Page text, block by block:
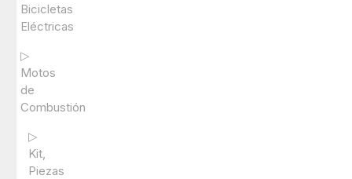
Bicicletas
Eléctricas
▷
Motos
de
Combustión
▷
Kit,
Piezas